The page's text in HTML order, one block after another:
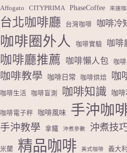
Affogato CITYPRIMA PhaseCoffee 來速
台北咖啡廳 台灣咖啡 咖啡冷
咖啡圈外人 咖啡實驗 咖啡
咖啡廳推薦 咖啡懶人包 咖
咖啡教學 咖啡日常 咖啡烘焙 咖
咖啡生活 咖啡盲測 咖啡知識 咖啡
咖啡電子秤 咖啡風味 手沖咖
手沖教學 拿鐵 沖煮參數 沖煮技
米蘭 精品咖啡 美式咖啡 義大利